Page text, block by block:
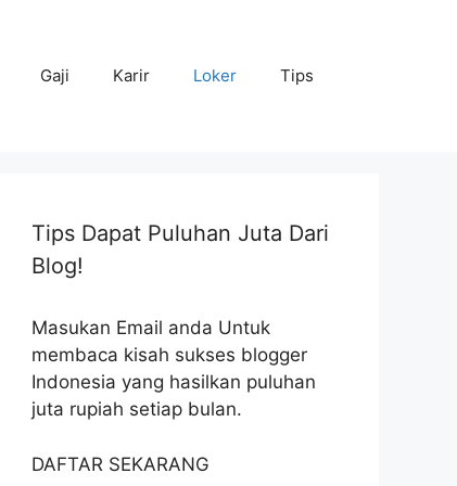
Gaji Karir Loker Tips
Tips Dapat Puluhan Juta Dari
Blog!
Masukan Email anda Untuk
membaca kisah sukses blogger
Indonesia yang hasilkan puluhan
juta rupiah setiap bulan.
DAFTAR SEKARANG